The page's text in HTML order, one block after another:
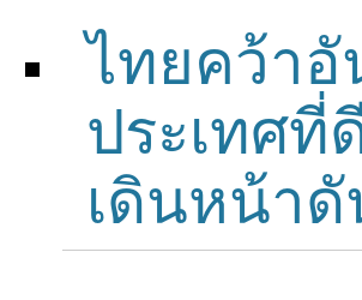
ไทยคว้าอั
ประเทศที่
เดินหน้า